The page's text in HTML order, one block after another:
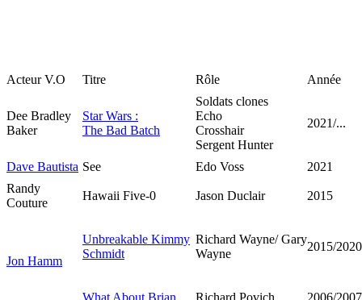
Acteur V.O Titre Rôle Année
Dee Bradley
Baker
Star Wars :
The Bad Batch
Soldats clones
2021/...
Echo
Crosshair
Sergent Hunter
Dave Bautista See Edo Voss
2021
Randy
Couture
Hawaii Five-0 Jason Duclair 2015
Jon Hamm
Unbreakable Kimmy
Schmidt
Richard Wayne/ Gary
Wayne
2015/2020
What About Brian Richard Povich 2006/2007